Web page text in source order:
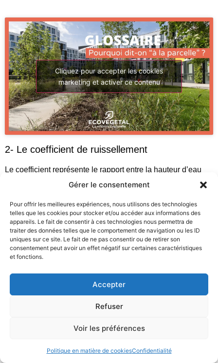
Gérer le consentement
Pour offrir les meilleures expériences, nous utilisons des technologies
telles que les cookies pour stocker et/ou accéder aux informations des
appareils. Le fait de consentir à ces technologies nous permettra de
traiter des données telles que le comportement de navigation ou les ID
uniques sur ce site. Le fait de ne pas consentir ou de retirer son
consentement peut avoir un effet négatif sur certaines caractéristiques
et fonctions.
Accepter
Refuser
Voir les préférences
Politique en matière de cookiesConfidentialité
Cliquez pour accepter les cookies
marketing et activer ce contenu
2- Le coefficient de ruissellement
Le coefficient représente le rapport entre la hauteur d’eau
ruisselée (pluie nette) et la hauteur d’eau précipitée (pluie
indique une diminution du ruissellement et une réduction du
risque d’inondation dans la zone concernée. Voici quelques
exemples de coefficients de ruissellement en fonction des
matériaux utilisés :
Pavé en béton : 0,85 à 0,95
Pavé perméable : 0 à 0,4 (selon le système choisi)
Gazon : 0,05 à 0,4
surface spécifique, des essais sur site sont nécessaires,
quantité d’eau sur la surface et de mesurer la quantité d’eau